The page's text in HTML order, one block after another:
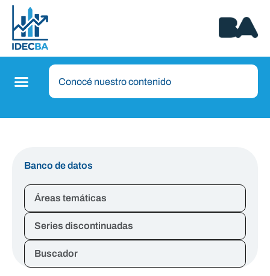
Banco de datos
Áreas temáticas
Series discontinuadas
Buscador